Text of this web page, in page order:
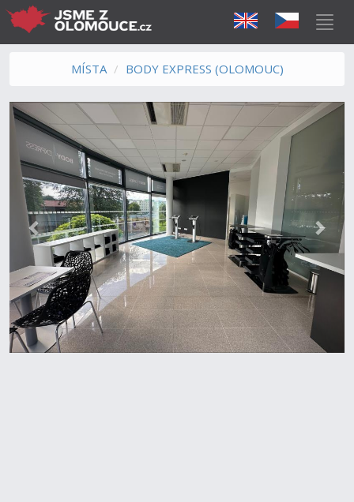
MÍSTA BODY EXPRESS (OLOMOUC)
Předchozí Další